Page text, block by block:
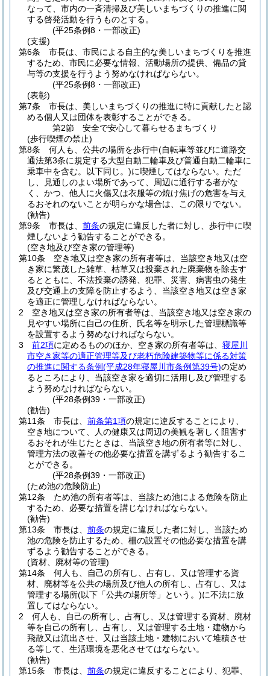
なって、市内の一斉清掃及び美しいまちづくりの推進に関
する啓発活動を行うものとする。
(平25条例8・一部改正)
(支援)
第6条
市長は、市民による自主的な美しいまちづくりを推進
するため、市民に必要な情報、活動場所の提供、備品の貸
与等の支援を行うよう努めなければならない。
(平25条例8・一部改正)
(表彰)
第7条
市長は、美しいまちづくりの推進に特に貢献したと認
める個人又は団体を表彰することができる。
第2節
安全で安心して暮らせるまちづくり
(歩行喫煙の禁止)
第8条
何人も、公共の場所を歩行中(自転車等並びに道路交
通法第3条に規定する大型自動二輪車及び普通自動二輪車に
乗車中を含む。以下同じ。)に喫煙してはならない。 ただ
し、見通しのよい場所であって、周辺に通行する者がな
く、かつ、他人に火傷又は衣服等の焼け焦げの危害を与え
るおそれのないことが明らかな場合は、この限りでない。
(勧告)
第9条
市長は、 前条の規定に違反した者に対し、歩行中に喫
煙しないよう勧告することができる。
(空き地及び空き家の管理等)
第10条
空き地又は空き家の所有者等は、当該空き地又は空
き家に繁茂した雑草、枯草又は投棄された廃棄物を除去す
るとともに、不法投棄の誘発、犯罪、災害、病害虫の発生
及び交通上の支障を防止するよう、当該空き地又は空き家
を適正に管理しなければならない。
2
空き地又は空き家の所有者等は、当該空き地又は空き家の
見やすい場所に自己の住所、氏名等を明示した管理標識等
を設置するよう努めなければならない。
3
前2項に定めるもののほか、空き家の所有者等は、 寝屋川
市空き家等の適正管理等及び老朽危険建築物等に係る対策
の推進に関する条例(平成28年寝屋川市条例第39号)の定め
るところにより、当該空き家を適切に活用し及び管理する
よう努めなければならない。
(平28条例39・一部改正)
(勧告)
第11条
市長は、 前条第1項の規定に違反することにより、
空き地について、人の健康又は周辺の美観を著しく阻害す
るおそれが生じたときは、当該空き地の所有者等に対し、
管理方法の改善その他必要な措置を講ずるよう勧告するこ
とができる。
(平28条例39・一部改正)
(ため池の危険防止)
第12条
ため池の所有者等は、当該ため池による危険を防止
するため、必要な措置を講じなければならない。
(勧告)
第13条
市長は、 前条の規定に違反した者に対し、当該ため
池の危険を防止するため、柵の設置その他必要な措置を講
ずるよう勧告することができる。
(資材、廃材等の管理)
第14条
何人も、自己の所有し、占有し、又は管理する資
材、廃材等を公共の場所及び他人の所有し、占有し、又は
管理する場所(以下「公共の場所等」という。)に不法に放
置してはならない。
2
何人も、自己の所有し、占有し、又は管理する資材、廃材
等を自己の所有し、占有し、又は管理する土地・建物から
飛散又は流出させ、又は当該土地・建物において堆積させ
る等して、生活環境を悪化させてはならない。
(勧告)
第15条
市長は、 前条の規定に違反することにより、犯罪、